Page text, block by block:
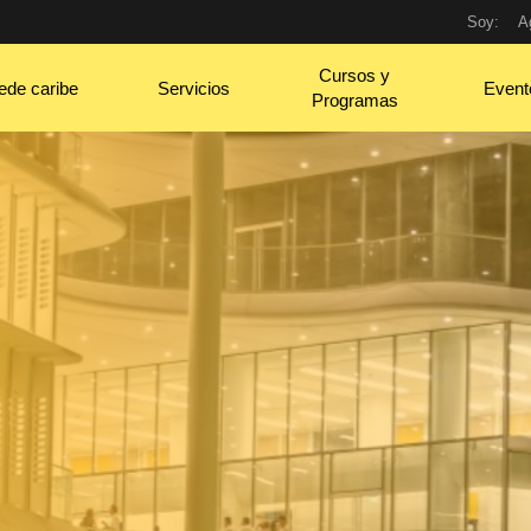
Soy:
caribe Servicios
Cursos y
Programas